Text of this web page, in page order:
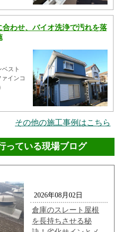
わせ、バイオ洗浄で汚れを落
スト
インコ
その他の施工事例はこちら
っている現場ブログ
2026年08月02日
倉庫のスレート屋根
を長持ちさせる秘